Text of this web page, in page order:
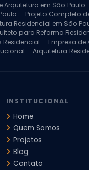
Arquitetura em São Paulo
Projeto Completo
Residencial em São
para Reforma
Residencial Empresa de
Arquitetura
INSTITUCIONAL
Home
Quem Somos
Projetos
Blog
Contato